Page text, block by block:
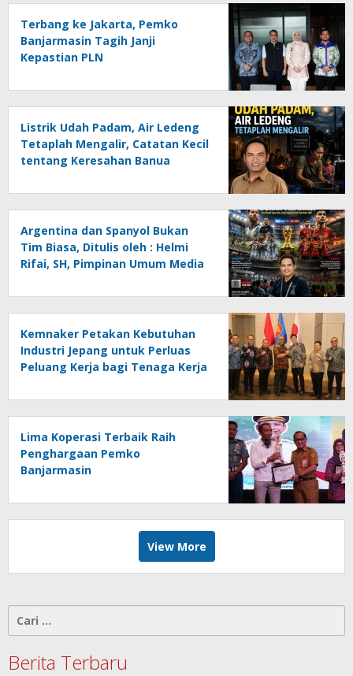
Terbang ke Jakarta, Pemko
Banjarmasin Tagih Janji
Kepastian PLN
Listrik Udah Padam, Air Ledeng
Tetaplah Mengalir, Catatan Kecil
tentang Keresahan Banua
Ancaman Lingkungan, Oleh :
Helmi Rifai, SH
Argentina dan Spanyol Bukan
Tim Biasa, Ditulis oleh : Helmi
Rifai, SH, Pimpinan Umum Media
Kemnaker Petakan Kebutuhan
Industri Jepang untuk Perluas
Peluang Kerja bagi Tenaga Kerja
Lima Koperasi Terbaik Raih
Penghargaan Pemko
Banjarmasin
View More
untuk:
Berita Terbaru